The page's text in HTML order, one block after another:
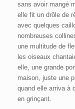
sans avoir mangé
elle fit un drôle de
avec quelques
nombreuses
une multitude de
les oiseaux
elle, une grande
maison, juste une
quand elle arriva à
en grinçant.